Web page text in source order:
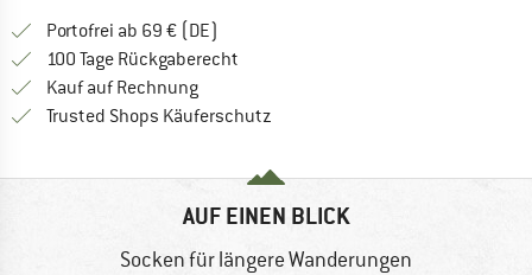
Portofrei ab 69 € (DE)
100 Tage Rückgaberecht
Kauf auf RechnungFinde die Zahlungs-Infos hier! Öffnet
Trusted Shops Käuferschutz
AUF EINEN BLICK
Socken für längere Wanderungen